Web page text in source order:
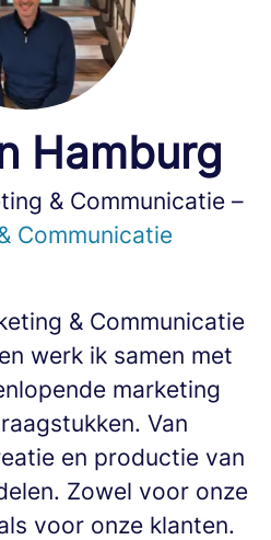
Hamburg
& Communicatie –
Communicatie
& Communicatie
werk ik samen met
marketing
Van
en productie van
Zowel voor onze
voor onze klanten.